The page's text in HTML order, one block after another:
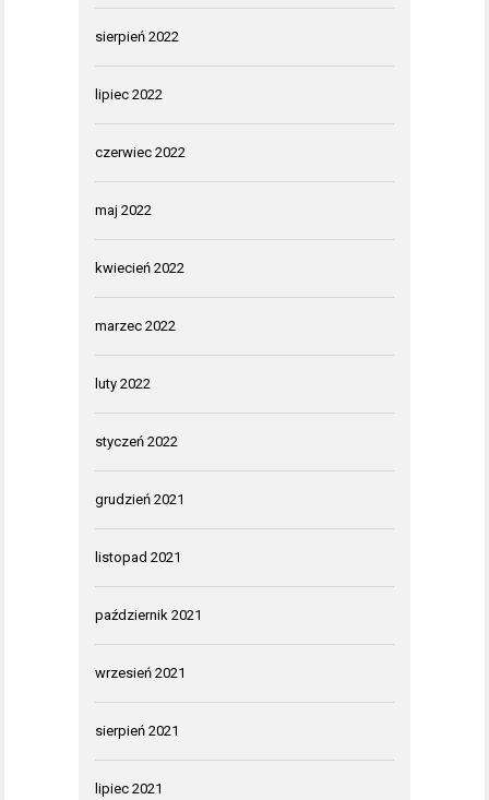
sierpień 2022
lipiec 2022
czerwiec 2022
maj 2022
kwiecień 2022
marzec 2022
luty 2022
styczeń 2022
grudzień 2021
listopad 2021
październik 2021
wrzesień 2021
sierpień 2021
lipiec 2021